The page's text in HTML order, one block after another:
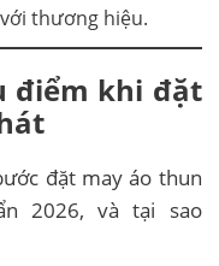
thương hiệu.
điểm khi đặt
đặt may áo thun
2026, và tại sao